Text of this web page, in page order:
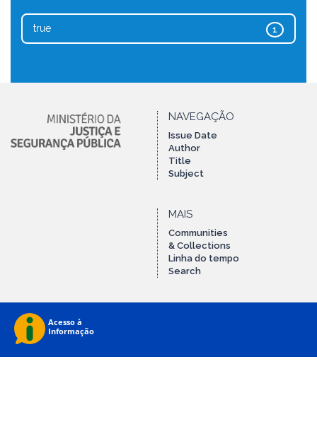
1
true
NAVEGAÇÃO
Issue Date
Author
Title
Subject
MAIS
Communities
& Collections
Linha do tempo
Search